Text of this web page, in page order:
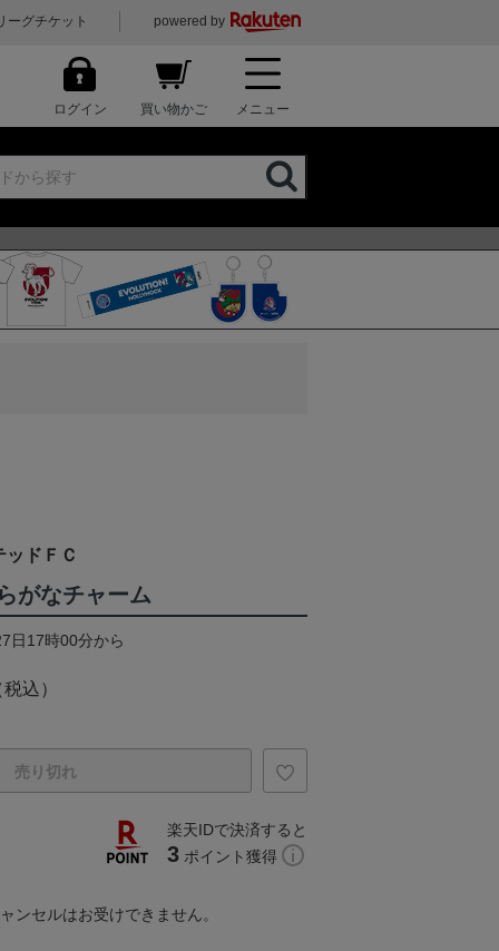
ーグチケット powered by
ログイン 買い物かご メニュー
ッドＦＣ
がなチャーム
日17時00分から
込）
売り切れ
楽天IDで決済すると
3 ポイント獲得
ンセルはお受けできません。